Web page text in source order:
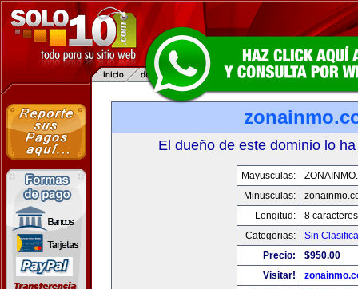
El dueño de este dominio lo
Mayusculas:
Minusculas:
Longitud:
8 caracteres
Categorias:
Sin
Precio:
$950.00
Visitar!